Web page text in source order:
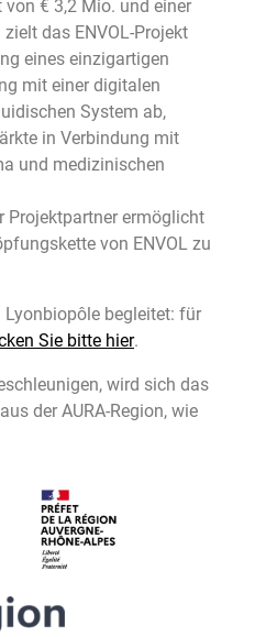
€ 3,2 Mio. und einer
das ENVOL-Projekt
eines einzigartigen
mit einer digitalen
System ab,
in Verbindung mit
und medizinischen
Projektpartner ermöglicht
von ENVOL zu
Lyonbiopôle begleitet: für
Sie bitte hier.
wird sich das
der AURA-Region, wie